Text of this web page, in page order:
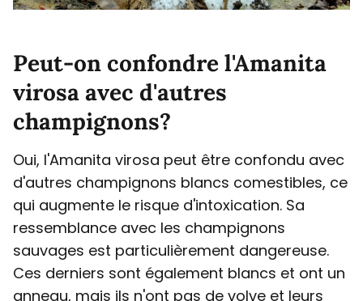
Peut-on confondre l'Amanita
virosa avec d'autres
champignons?
Oui, l'Amanita virosa peut être confondu avec
d'autres champignons blancs comestibles, ce
qui augmente le risque d'intoxication. Sa
ressemblance avec les champignons
sauvages est particulièrement dangereuse.
Ces derniers sont également blancs et ont un
anneau, mais ils n'ont pas de volve et leurs